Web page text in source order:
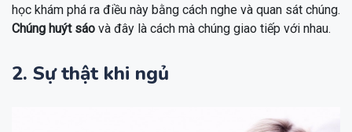
học khám phá ra điều này bằng cách nghe và quan sát chúng.
Chúng huýt sáo và đây là cách mà chúng giao tiếp với nhau.
2. Sự thật khi ngủ